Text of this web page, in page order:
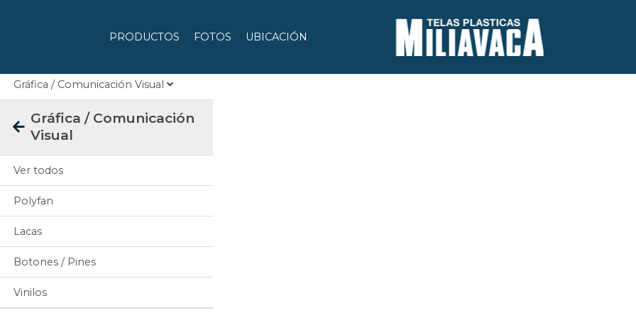
PRODUCTOS FOTOS UBICACIÓN
Gráfica / Comunicación Visual
Gráfica / Comunicación
Visual
Ver todos
Polyfan
Lacas
Botones / Pines
Vinilos